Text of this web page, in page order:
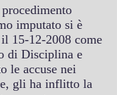
imputato si è
il 15-12-2008 come
di Disciplina e
le accuse nei
gli ha inflitto la